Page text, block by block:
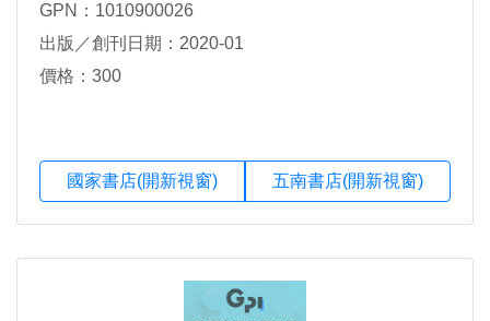
GPN：1010900026
出版／創刊日期：2020-01
價格：300
國家書店(開新視窗) 五南書店(開新視窗)